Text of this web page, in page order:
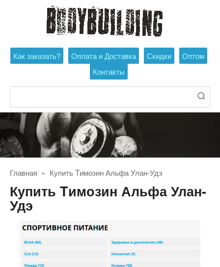
Как заказать? Оплата и Доставка Скидки
Оптом
Контакты
Главная » Купить Tимозин Альфа Улан-Удэ
Купить Tимозин Альфа Улан-
Удэ